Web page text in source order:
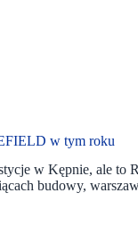
w tym roku
w Kępnie, ale to
budowy,